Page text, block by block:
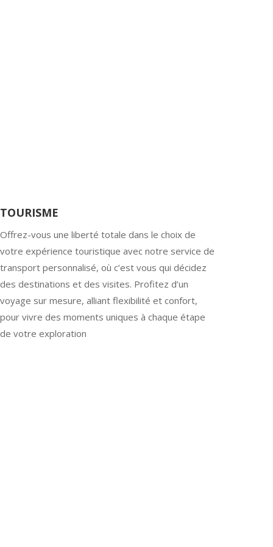
TOURISME
Offrez-vous une liberté totale dans le choix de
votre expérience touristique avec notre service de
transport personnalisé, où c’est vous qui décidez
des destinations et des visites. Profitez d’un
voyage sur mesure, alliant flexibilité et confort,
pour vivre des moments uniques à chaque étape
de votre exploration